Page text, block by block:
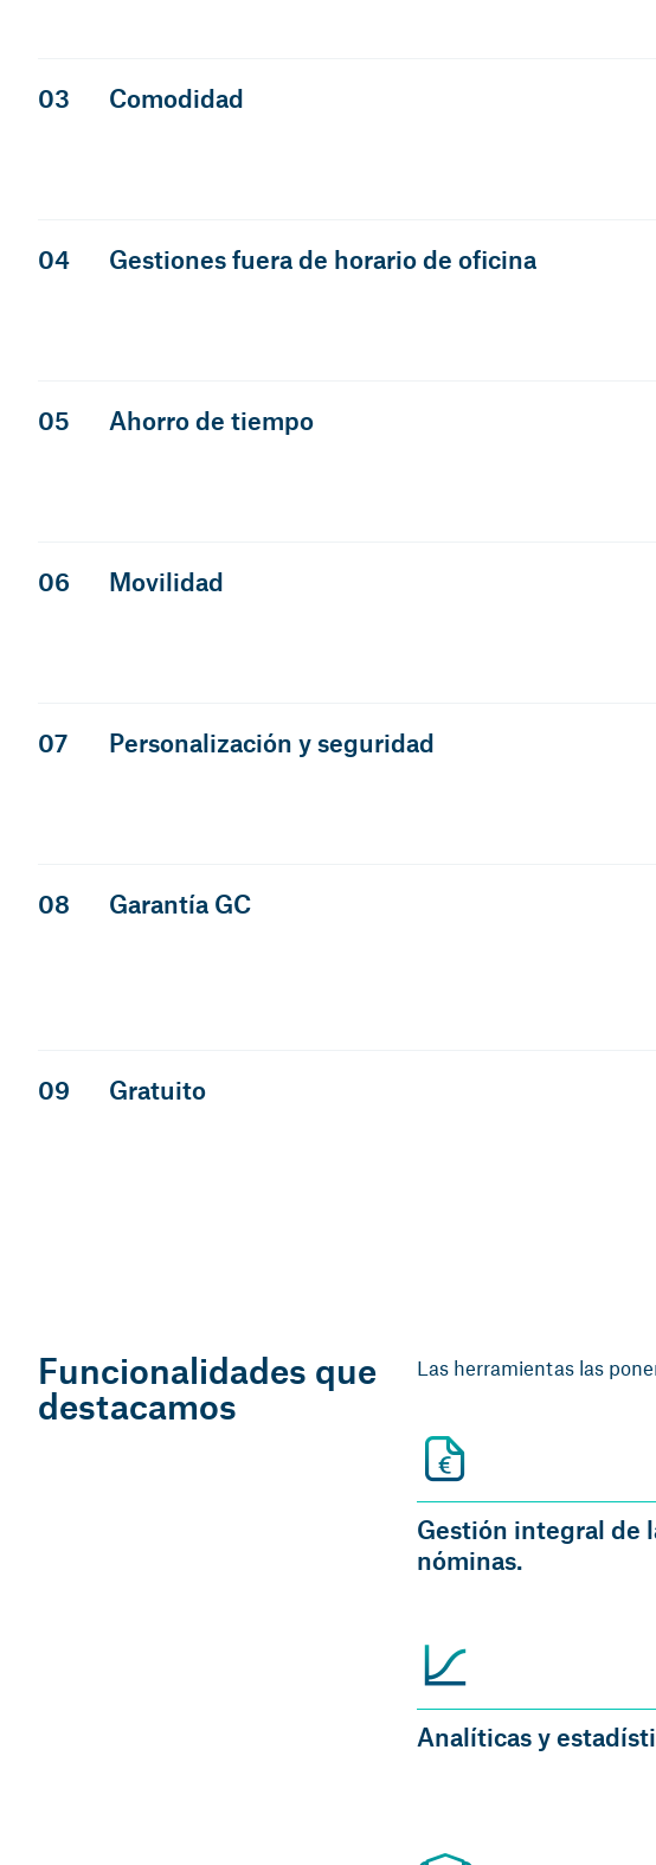
03 Comodidad
04 Gestiones fuera de horario de oficina
05 Ahorro de tiempo
06 Movilidad
07 Personalización y seguridad
08 Garantía GC
09 Gratuito
Funcionalidades que
destacamos
Las herramientas las
Gestión integral de
nóminas.
Analíticas y